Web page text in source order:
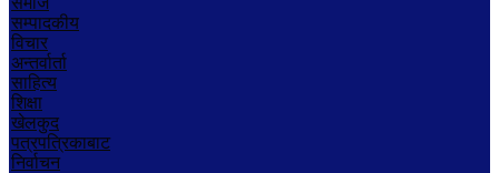
सम्पादकीय
विचार
अन्तर्वार्ता
साहित्य
शिक्षा
खेलकुद
पत्रपत्रिकाबाट
निर्वाचन